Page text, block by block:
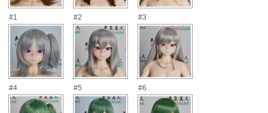
#1 #2 #3
#4 #5 #6